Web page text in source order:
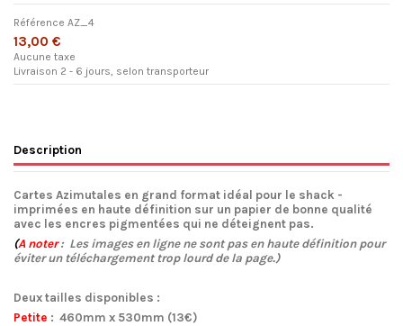
Référence AZ_4
13,00 €
Aucune taxe
Livraison 2 - 6 jours, selon transporteur
Description
Cartes Azimutales en grand format idéal pour le shack -
imprimées en haute définition sur un papier de bonne qualité
avec les encres pigmentées qui ne déteignent pas.
(A noter: Les images en ligne ne sont pas en haute définition pour
éviter un téléchargement trop lourd de la page.)
Deux tailles disponibles :
Petite : 460mm x 530mm (13€)